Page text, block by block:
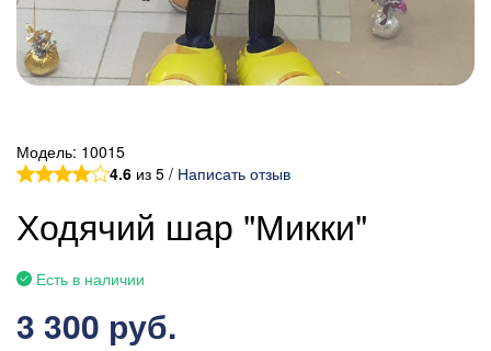
Модель: 10015
4.6 из 5 / Написать отзыв
Ходячий шар "Микки"
Есть в наличии
3 300 руб.